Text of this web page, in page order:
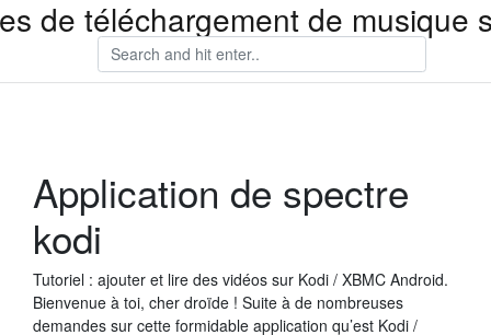
de téléchargement de musique
Application de spectre
kodi
Tutoriel : ajouter et lire des vidéos sur Kodi / XBMC Android.
Bienvenue à toi, cher droïde ! Suite à de nombreuses
demandes sur cette formidable application qu’est Kodi /